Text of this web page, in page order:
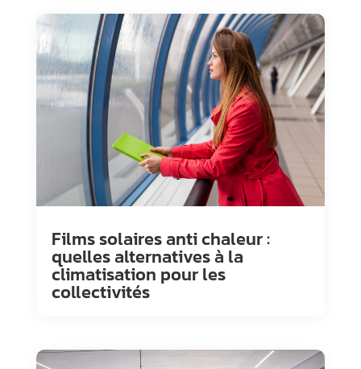
Films solaires anti chaleur :
quelles alternatives à la
climatisation pour les
collectivités